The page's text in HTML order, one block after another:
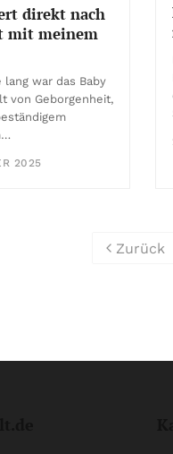
direkt nach
mit meinem
lang war das Baby
von Geborgenheit,
2025
Zurück